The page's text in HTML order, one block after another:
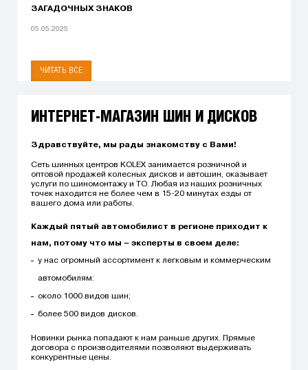
ЗАГАДОЧНЫХ ЗНАКОВ
05.05.2025
ЧИТАТЬ ВСЕ
ИНТЕРНЕТ-МАГАЗИН ШИН И ДИСКОВ
Здравствуйте, мы рады знакомству с Вами!
Сеть шинных центров KOLEX занимается розничной и
оптовой продажей колесных дисков и автошин, оказывает
услуги по шиномонтажу и ТО. Любая из наших розничных
точек находится не более чем в 15-20 минутах езды от
вашего дома или работы.
Каждый пятый автомобилист в регионе приходит к
нам, потому что мы – эксперты в своем деле:
у нас огромный ассортимент к легковым и коммерческим
автомобилям:
около 1000 видов шин;
более 500 видов дисков.
Новинки рынка попадают к нам раньше других. Прямые
договора с производителями позволяют выдерживать
конкурентные цены.